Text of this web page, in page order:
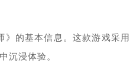
》的基本信息。这款游戏采
沉浸体验。